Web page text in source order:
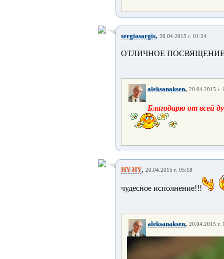
sergiosargis, 20.04.2015 г. 01:24
ОТЛИЧНОЕ
aleksanaksen, 20.04.2015 г.
Благодарю от всей
HY-HY, 20.04.2015 г. 05:18
чудесное исполнение!!!
aleksanaksen, 20.04.2015 г.